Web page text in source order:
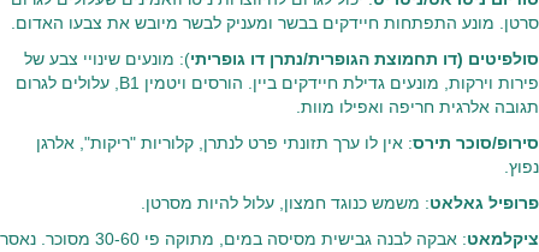
סרטן. מונע התפתחות חיידקים בבשר ומעניק לבשר מיובש את צבעו האדום.
סולפיטים (דו תחמוצת הגופרית/נתרן דו גופריתי): מונעים שינויי צבע של
פירות וירקות, מונעים גדילת חיידקים ביין. הורסים ויטמין B1, עלולים לגרום
תגובה אלרגית חריפה ואפילו מוות.
סירופ/סוכר תירס: אין לו ערך תזונתי פרט לנתרן, קלוריות "ריקות", אלרגן
נפוץ.
פרופיל גאלאט: משמש כנוגד חמצון, עלול להיות מסרטן.
ציקלמאט
: אבקה לבנה גבישית מסיסה במים, מתוקה פי 30-60 מסוכר. נאסר